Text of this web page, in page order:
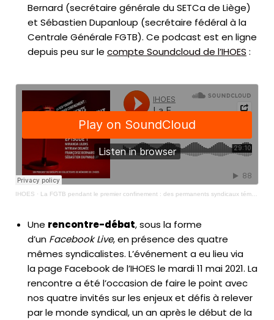
Bernard (secrétaire générale du SETCa de Liège)
et Sébastien Dupanloup (secrétaire fédéral à la
Centrale Générale FGTB). Ce podcast est en ligne
depuis peu sur le compte Soundcloud de l’IHOES :
IHOES · La FGTB pendant le premier confinement : des permanents syndicaux témoignent - ÉPISODE 1
Une rencontre-débat, sous la forme
d’un Facebook Live, en présence des quatre
mêmes syndicalistes. L’événement a eu lieu via
la page Facebook de l’IHOES le mardi 11 mai 2021. La
rencontre a été l’occasion de faire le point avec
nos quatre invités sur les enjeux et défis à relever
par le monde syndical, un an après le début de la